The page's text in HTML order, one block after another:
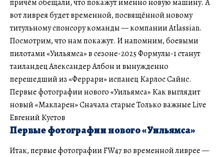
причём обещали, что покажут именно новую машину. А
вот ливрея будет временной, посвящённой новому
титульному спонсору команды — компании Atlassian.
Посмотрим, что нам покажут. И напомним, боевыми
пилотами «Уильямса» в сезоне-2025 Формулы-1 станут
таиландец Александер Албон и вынужденно
перешедший из «Феррари» испанец Карлос Сайнс.
Первые фотографии нового «Уильямса» Как выглядит
новый «Макларен» Сначала старые Только важные Live
Евгений Кустов
Первые фотографии нового «Уильямса»
Итак, первые фотографии FW47 во временной ливрее —